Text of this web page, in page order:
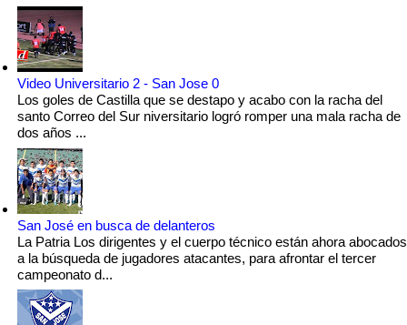
Video Universitario 2 - San Jose 0
Los goles de Castilla que se destapo y acabo con la racha del
santo Correo del Sur niversitario logró romper una mala racha de
dos años ...
San José en busca de delanteros
La Patria Los dirigentes y el cuerpo técnico están ahora abocados
a la búsqueda de jugadores atacantes, para afrontar el tercer
campeonato d...